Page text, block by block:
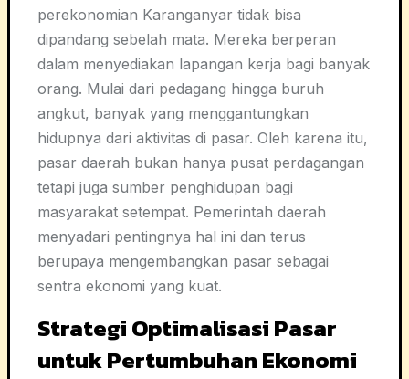
perekonomian Karanganyar tidak bisa
dipandang sebelah mata. Mereka berperan
dalam menyediakan lapangan kerja bagi banyak
orang. Mulai dari pedagang hingga buruh
angkut, banyak yang menggantungkan
hidupnya dari aktivitas di pasar. Oleh karena itu,
pasar daerah bukan hanya pusat perdagangan
tetapi juga sumber penghidupan bagi
masyarakat setempat. Pemerintah daerah
menyadari pentingnya hal ini dan terus
berupaya mengembangkan pasar sebagai
sentra ekonomi yang kuat.
Strategi Optimalisasi Pasar
untuk Pertumbuhan Ekonomi